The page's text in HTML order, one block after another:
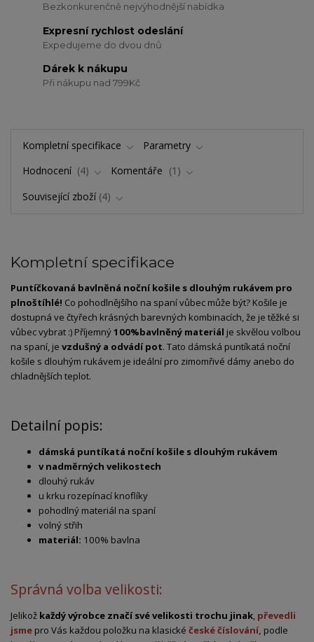
Bezkonkurenčně nejvýhodnější nabídka
Expresní rychlost odeslání
Expedujeme do dvou dnů
Dárek k nákupu
Při nákupu nad 799Kč
Kompletní specifikace
Parametry
Hodnocení
4 Komentáře
1
Související zboží 4
Kompletní specifikace
Puntíčkovaná bavlněná noční košile s dlouhým rukávem pro
plnoštíhlé! Co pohodlnějšího na spaní vůbec může být? Košile je
dostupná ve čtyřech krásných barevných kombinacích, že je těžké si
vůbec vybrat :) Příjemný100%bavlněný materiál je skvělou volbou
na spaní, je vzdušný a odvádí pot. Tato dámská puntíkatá noční
košile s dlouhým rukávem je ideální pro zimomřivé dámy anebo do
chladnějších teplot.
Detailní popis:
dámská puntíkatá noční košile s dlouhým rukávem
v nadměrných velikostech
dlouhý rukáv
u krku rozepínací knoflíky
pohodlný materiál na spaní
volný střih
materiál: 100% bavlna
Správná volba velikosti:
Jelikož každý výrobce značí své velikosti trochu jinak převedli
jsme pro Vás každou položku na klasické české číslování, podle